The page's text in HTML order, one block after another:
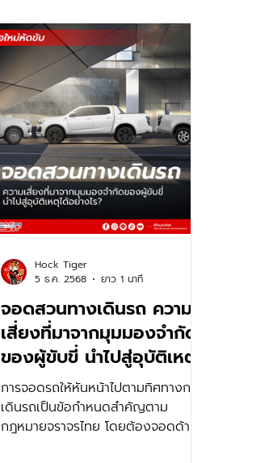
จอดสวนทางเดินรถ ความ
เสี่ยงที่มาจากมุมมองจำกัด
ของผู้ขับขี่ นำไปสู่อุบัติเหตุ
ได้อย่างไร?
การจอดรถให้หันหน้าไปตามทิศทางการ
เดินรถเป็นข้อกำหนดสำคัญตาม
กฎหมายจราจรไทย โดยต้องจอดด้าน
Hock Tiger
5 ธ.ค. 2568
ยาว 1 นาที